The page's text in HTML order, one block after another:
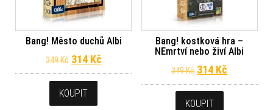
Bang! Město duchů Albi
349Kč Původní cena byla: 349 Kč.
314 KčAktuální cena je: 314 Kč.
KOUPIT
Bang! kostková hra –
NEmrtví nebo živí Albi
349Kč Původní cena
314 Kč
KOUPIT